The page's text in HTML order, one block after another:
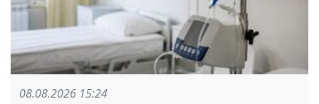
08.08.2026 15:24